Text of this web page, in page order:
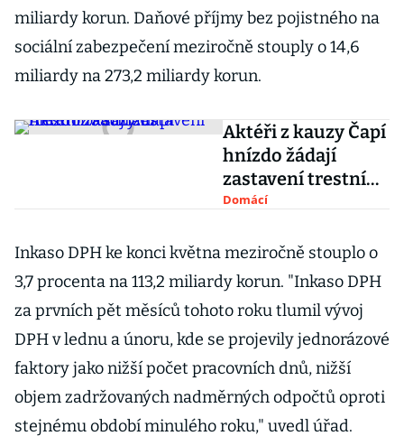
miliardy korun. Daňové příjmy bez pojistného na
sociální zabezpečení meziročně stouply o 14,6
miliardy na 273,2 miliardy korun.
Aktéři z kauzy Čapí
hnízdo žádají
zastavení trestního
stíhání
Domácí
Inkaso DPH ke konci května meziročně stouplo o
3,7 procenta na 113,2 miliardy korun. "Inkaso DPH
za prvních pět měsíců tohoto roku tlumil vývoj
DPH v lednu a únoru, kde se projevily jednorázové
faktory jako nižší počet pracovních dnů, nižší
objem zadržovaných nadměrných odpočtů oproti
stejnému období minulého roku," uvedl úřad.